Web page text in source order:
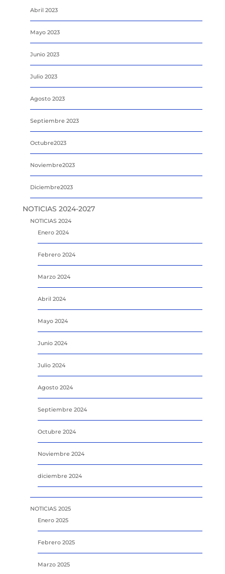
Abril 2023
Mayo 2023
Junio 2023
Julio 2023
Agosto 2023
Septiembre 2023
Octubre2023
Noviembre2023
Diciembre2023
NOTICIAS 2024-2027
NOTICIAS 2024
Enero 2024
Febrero 2024
Marzo 2024
Abril 2024
Mayo 2024
Junio 2024
Julio 2024
Agosto 2024
Septiembre 2024
Octubre 2024
Noviembre 2024
diciembre 2024
NOTICIAS 2025
Enero 2025
Febrero 2025
Marzo 2025